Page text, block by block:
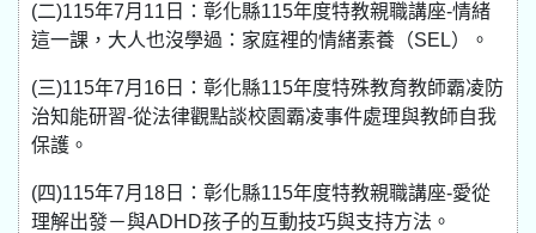
(二)115年7月11日：彰化縣115年度特教親職講座-情緒
這一課，大人也沒學過：家庭裡的情緒素養（SEL）。
(三)115年7月16日：彰化縣115年度特殊教育教師霸凌防
治知能研習-從法律觀點談校園霸凌事件處理與教師自我
保護。
(四)115年7月18日：彰化縣115年度特教親職講座-愛從
理解出發－與ADHD孩子的互動技巧與支持方法。